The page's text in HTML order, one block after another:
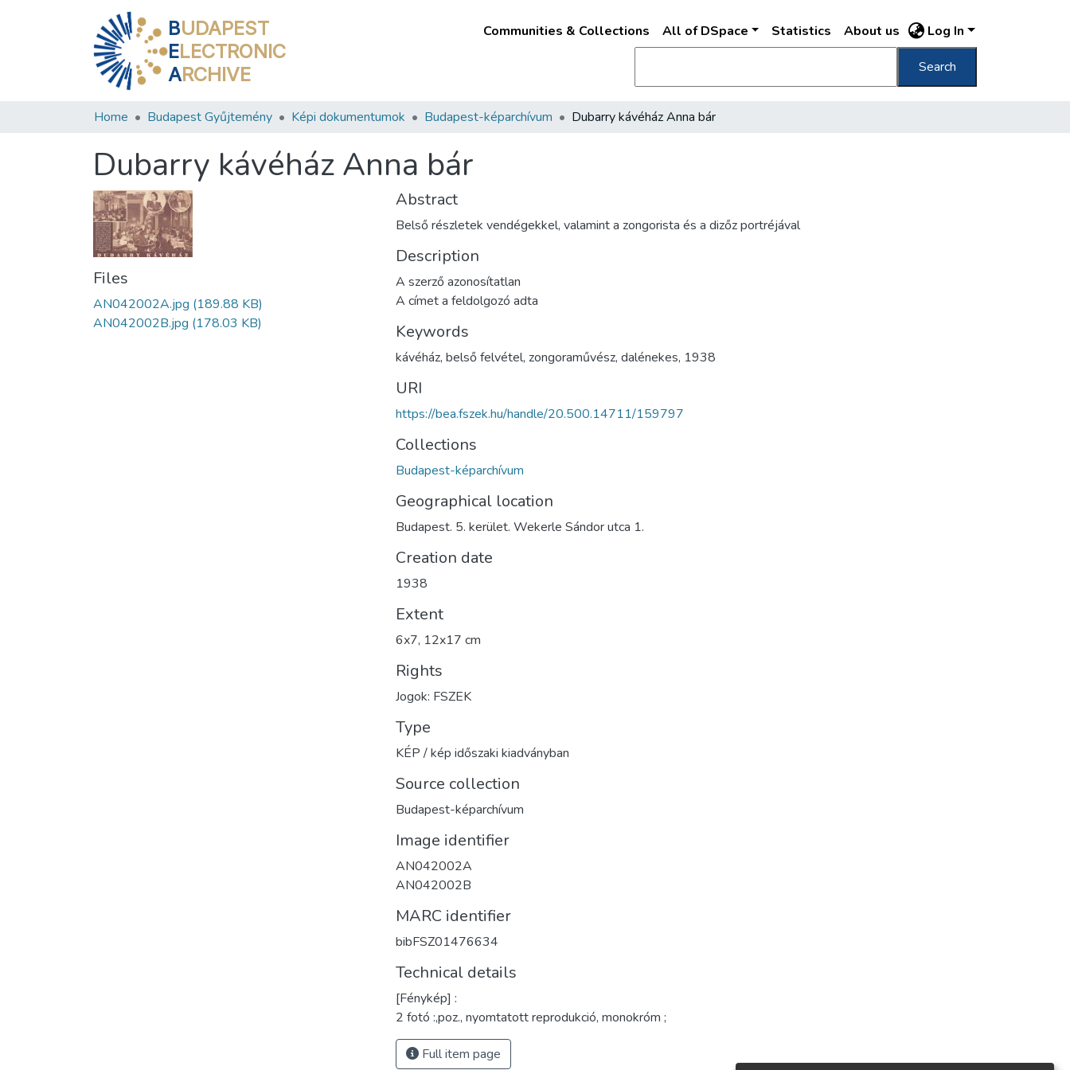
BUDAPEST
ELECTRONIC
ARCHIVE
Communities & Collections All of DSpace Statistics About us Log In
Search
Home Budapest Gyűjtemény Képi dokumentumok Budapest-képarchívum Dubarry kávéház Anna bár
Dubarry kávéház Anna bár
Files
AN042002A.jpg (189.88 KB)
AN042002B.jpg (178.03 KB)
Abstract
Belső részletek vendégekkel, valamint a zongorista és a dizőz portréjával
Description
A szerző azonosítatlan
A címet a feldolgozó adta
Keywords
kávéház, belső felvétel, zongoraművész, dalénekes, 1938
URI
https://bea.fszek.hu/handle/20.500.14711/159797
Collections
Budapest-képarchívum
Geographical location
Budapest. 5. kerület. Wekerle Sándor utca 1.
Creation date
1938
Extent
6x7, 12x17 cm
Rights
Jogok: FSZEK
Type
KÉP / kép időszaki kiadványban
Source collection
Budapest-képarchívum
Image identifier
AN042002A
AN042002B
MARC identifier
bibFSZ01476634
Technical details
[Fénykép] :
2 fotó :,poz., nyomtatott reprodukció, monokróm ;
Full item page